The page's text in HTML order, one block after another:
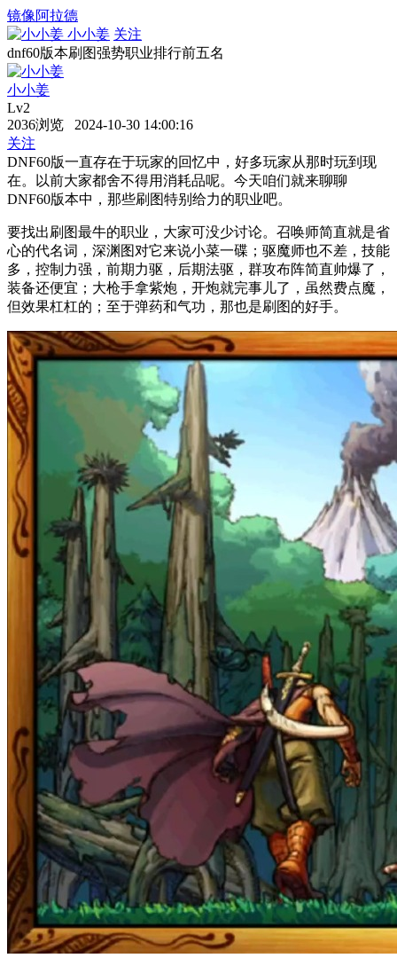
镜像阿拉德
小小姜 关注
dnf60版本刷图强势职业排行前五名
小小姜
Lv2
2036浏览 2024-10-30 14:00:16
关注
DNF60版一直存在于玩家的回忆中，好多玩家从那时玩到现
在。以前大家都舍不得用消耗品呢。今天咱们就来聊聊
DNF60版本中，那些刷图特别给力的职业吧。
要找出刷图最牛的职业，大家可没少讨论。召唤师简直就是省
心的代名词，深渊图对它来说小菜一碟；驱魔师也不差，技能
多，控制力强，前期力驱，后期法驱，群攻布阵简直帅爆了，
装备还便宜；大枪手拿紫炮，开炮就完事儿了，虽然费点魔，
但效果杠杠的；至于弹药和气功，那也是刷图的好手。